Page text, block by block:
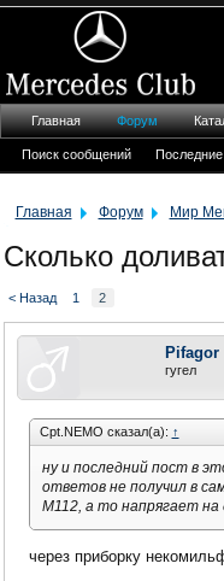
Главная Форум Мир
Сколько
< Назад 1 2
Pifagor
гугел
Cpt.NEMO сказал(а): ↑
ну и последний пост в
ответов не получил в
М112, а то напрягает на
через приборку
Главная Форум
Поиск сообщений